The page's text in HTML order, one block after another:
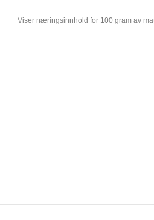
Viser næringsinnhold for 100 gram av